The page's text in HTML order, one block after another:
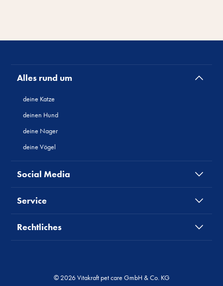
Alles rund um
deine Katze
deinen Hund
deine Nager
deine Vögel
Social Media
Service
Rechtliches
© 2026 Vitakraft pet care GmbH & Co. KG